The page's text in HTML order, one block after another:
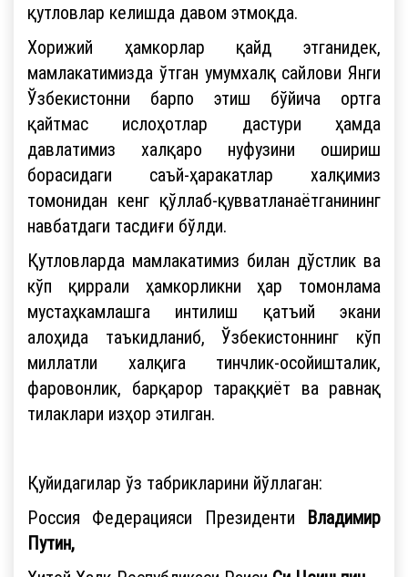
қутловлар келишда давом этмоқда.
Хорижий ҳамкорлар қайд этганидек,
мамлакатимизда ўтган умумхалқ сайлови Янги
Ўзбекистонни барпо этиш бўйича ортга
қайтмас ислоҳотлар дастури ҳамда
давлатимиз халқаро нуфузини ошириш
борасидаги саъй-ҳаракатлар халқимиз
томонидан кенг қўллаб-қувватланаётганининг
навбатдаги тасдиғи бўлди.
Қутловларда мамлакатимиз билан дўстлик ва
кўп қиррали ҳамкорликни ҳар томонлама
мустаҳкамлашга интилиш қатъий экани
алоҳида таъкидланиб, Ўзбекистоннинг кўп
миллатли халқига тинчлик-осойишталик,
фаровонлик, барқарор тараққиёт ва равнақ
тилаклари изҳор этилган.
Қуйидагилар ўз табрикларини йўллаган:
Россия Федерацияси Президенти Владимир
Путин,